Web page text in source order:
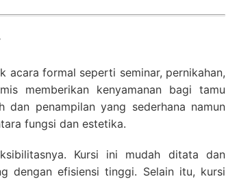
acara formal seperti seminar, pernikahan,
memberikan kenyamanan bagi tamu
dan penampilan yang sederhana namun
fungsi dan estetika.
Kursi ini mudah ditata dan
dengan efisiensi tinggi. Selain itu, kursi